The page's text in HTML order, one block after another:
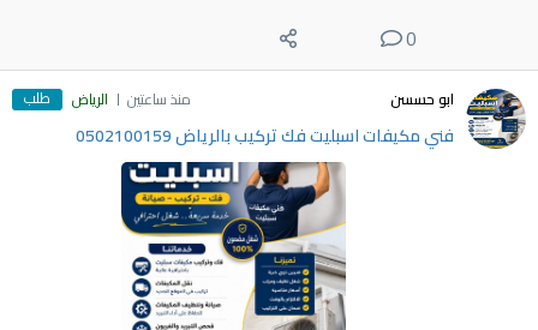
0
ابو حسسن منذ ساعتين الرياض طلب
فني مكيفات اسبليت فك تركيب بالرياض 0502100159